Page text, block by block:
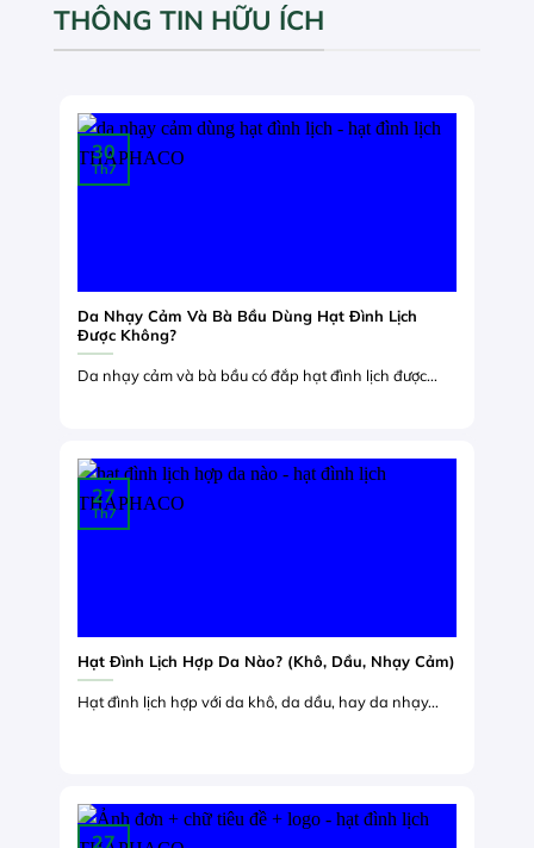
THÔNG TIN HỮU ÍCH
Da Nhạy Cảm Và Bà Bầu Dùng Hạt Đình Lịch
Được Không?
Da nhạy cảm và bà bầu có đắp hạt đình lịch được...
30
Th7
Hạt Đình Lịch Hợp Da Nào? (Khô, Dầu, Nhạy Cảm)
Hạt đình lịch hợp với da khô, da dầu, hay da nhạy...
27
Th7
27